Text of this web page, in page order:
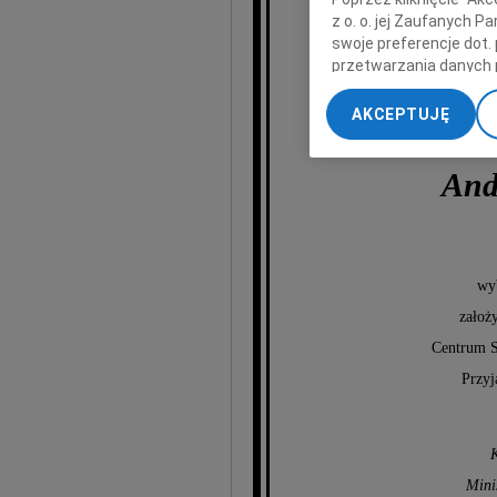
Centrum
z o. o. jej Zaufanych
swoje preferencje dot.
przetwarzania danych
„Ustawienia
My, nasi Zaufani
dokładnych danych
Przechowywanie
treści, badnie
AKCEPTUJĘ